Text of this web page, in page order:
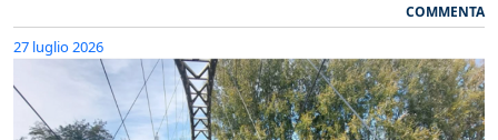
COMMENTA
27 luglio 2026